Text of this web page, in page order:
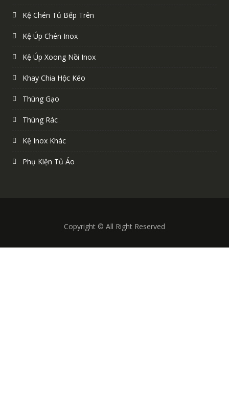
Kệ Chén Tủ Bếp Trên
Kệ Úp Chén Inox
Kệ Úp Xoong Nồi Inox
Khay Chia Hộc Kéo
Thùng Gạo
Thùng Rác
Kệ Inox Khác
Phụ Kiện Tủ Áo
Copyright © All Right Reserved